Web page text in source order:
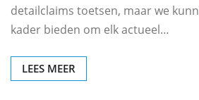
detailclaims toetsen, maar we
kader bieden om elk actueel…
LEES MEER